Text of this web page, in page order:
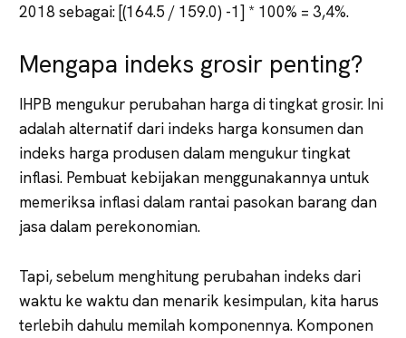
2018 sebagai: [(164.5 / 159.0) -1] * 100% = 3,4%.
Mengapa indeks grosir penting?
IHPB mengukur perubahan harga di tingkat grosir. Ini
adalah alternatif dari indeks harga konsumen dan
indeks harga produsen dalam mengukur tingkat
inflasi. Pembuat kebijakan menggunakannya untuk
memeriksa inflasi dalam rantai pasokan barang dan
jasa dalam perekonomian.
Tapi, sebelum menghitung perubahan indeks dari
waktu ke waktu dan menarik kesimpulan, kita harus
terlebih dahulu memilah komponennya. Komponen